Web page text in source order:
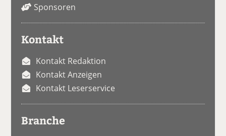
Sponsoren
Kontakt
Kontakt Redaktion
Kontakt Anzeigen
Kontakt Leserservice
Branche